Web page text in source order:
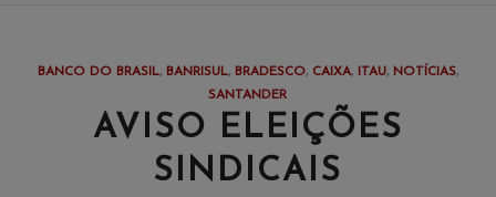
BANCO DO BRASIL, BANRISUL, BRADESCO, CAIXA, ITAU, NOTÍCIAS,
SANTANDER
AVISO ELEIÇÕES
SINDICAIS